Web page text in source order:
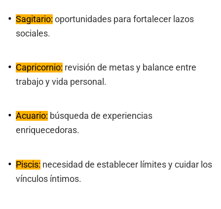
Sagitario: oportunidades para fortalecer lazos
sociales.
Capricornio: revisión de metas y balance entre
trabajo y vida personal.
Acuario: búsqueda de experiencias
enriquecedoras.
Piscis: necesidad de establecer límites y cuidar los
vínculos íntimos.